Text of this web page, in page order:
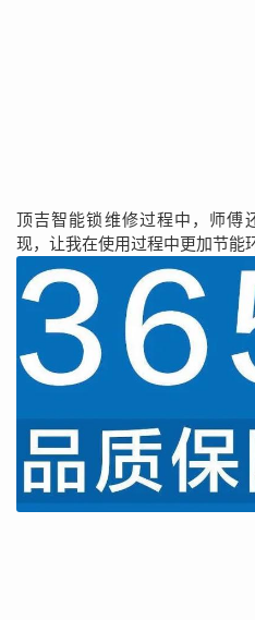
顶吉智能锁维修过程中，师傅
现，让我在使用过程中更加节能